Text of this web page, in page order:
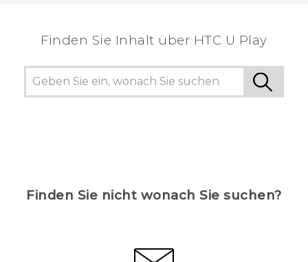
Finden Sie Inhalt über‎ HTC U Play
Finden Sie nicht wonach Sie suchen?